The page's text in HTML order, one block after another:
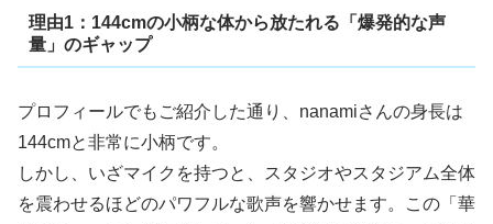
理由1：144cmの小柄な体から放たれる「爆発的な声
量」のギャップ
プロフィールでもご紹介した通り、nanamiさんの身長は
144cmと非常に小柄です。
しかし、いざマイクを持つと、スタジオやスタジアム全体
を震わせるほどのパワフルな歌声を響かせます。この「華